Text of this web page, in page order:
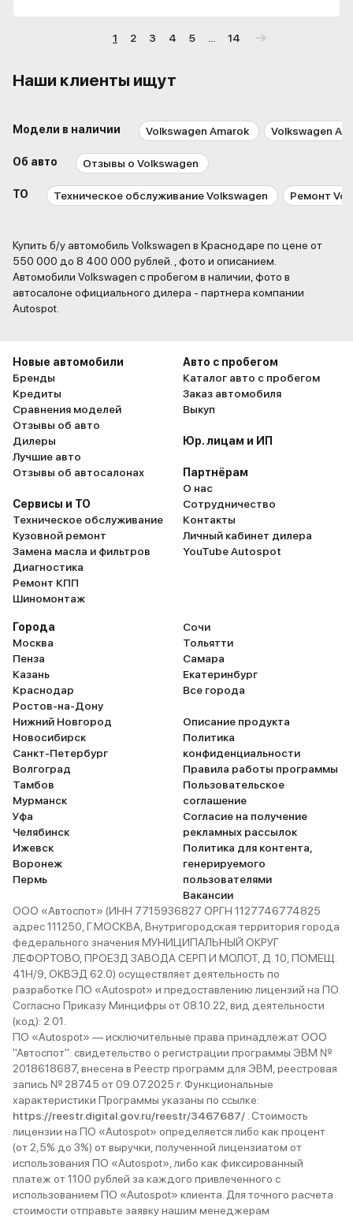
1 2 3 4 5 14
Наши клиенты ищут
Модели в наличии Volkswagen Amarok Volkswagen
Об авто Отзывы о Volkswagen
ТО Техническое обслуживание Volkswagen Ремонт
Купить б/у автомобиль Volkswagen в Краснодаре по цене от
550 000 до 8 400 000 рублей. , фото и описанием.
Автомобили Volkswagen с пробегом в наличии, фото в
автосалоне официального дилера - партнера компании
Autospot.
Новые автомобили
Бренды
Кредиты
Сравнения моделей
Отзывы об авто
Дилеры
Лучшие авто
Отзывы об автосалонах
Сервисы и ТО
Техническое обслуживание
Кузовной ремонт
Замена масла и фильтров
Диагностика
Ремонт КПП
Шиномонтаж
Авто с пробегом
Каталог авто с пробегом
Заказ автомобиля
Выкуп
Юр. лицам и ИП
Партнёрам
О нас
Сотрудничество
Контакты
Личный кабинет дилера
YouTube Autospot
Города
Москва
Пенза
Казань
Краснодар
Ростов-на-Дону
Нижний Новгород
Новосибирск
Санкт-Петербург
Волгоград
Тамбов
Мурманск
Уфа
Челябинск
Ижевск
Воронеж
Пермь
Сочи
Тольятти
Самара
Екатеринбург
Все города
Описание продукта
Политика
конфиденциальности
Правила работы программы
Пользовательское
соглашение
Согласие на получение
рекламных рассылок
Политика для контента,
генерируемого
пользователями
Вакансии
ООО «Автоспот» (ИНН 7715936827 ОРГН 1127746774825
адрес 111250, Г.МОСКВА, Внутригородская территория города
федерального значения МУНИЦИПАЛЬНЫЙ ОКРУГ
ЛЕФОРТОВО, ПРОЕЗД ЗАВОДА СЕРП И МОЛОТ, Д. 10, ПОМЕЩ.
41Н/9, ОКВЭД 62.0) осуществляет деятельность по
разработке ПО «Autospot» и предоставлению лицензий на ПО.
Согласно Приказу Минцифры от 08.10.22, вид деятельности
(код): 2.01.
ПО «Autospot» — исключительные права принадлежат ООО
"Автоспот": свидетельство о регистрации программы ЭВМ №
2018618687, внесена в Реестр программ для ЭВМ, реестровая
запись № 28745 от 09.07.2025 г. Функциональные
характеристики Программы указаны по ссылке:
https://reestr.digital.gov.ru/reestr/3467687/ . Стоимость
лицензии на ПО «Autospot» определяется либо как процент
(от 2,5% до 3%) от выручки, полученной лицензиатом от
использования ПО «Autospot», либо как фиксированный
платеж от 1100 рублей за каждого привлеченного с
использованием ПО «Autospot» клиента. Для точного расчета
стоимости отправьте заявку нашим менеджерам